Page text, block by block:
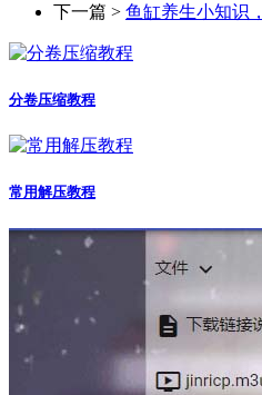
下一篇 > 鱼缸养生小知识
分卷压缩教程
常用解压教程